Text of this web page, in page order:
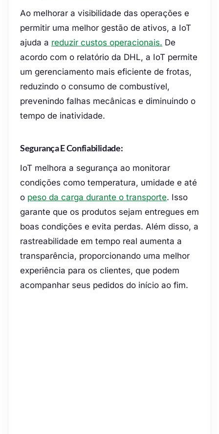
Ao melhorar a visibilidade das operações e
permitir uma melhor gestão de ativos, a IoT
ajuda a reduzir custos operacionais. De
acordo com o relatório da DHL, a IoT permite
um gerenciamento mais eficiente de frotas,
reduzindo o consumo de combustível,
prevenindo falhas mecânicas e diminuindo o
tempo de inatividade.
Segurança E Confiabilidade:
IoT melhora a segurança ao monitorar
condições como temperatura, umidade e até
o peso da carga durante o transporte. Isso
garante que os produtos sejam entregues em
boas condições e evita perdas. Além disso, a
rastreabilidade em tempo real aumenta a
transparência, proporcionando uma melhor
experiência para os clientes, que podem
acompanhar seus pedidos do início ao fim.